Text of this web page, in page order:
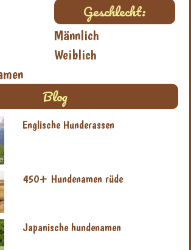
Geschlecht:
Männlich
Weiblich
Blog
Englische Hunderassen
450+ Hundenamen rüde
Japanische hundenamen